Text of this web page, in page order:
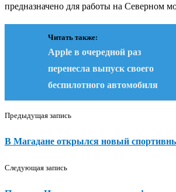
предназначено для работы на Северном
Читать также:
Apple в очередной раз
перенесла выпуск своего
беспилотного автомобиля
Предыдущая запись
В Магадане открылся новый
Следующая запись